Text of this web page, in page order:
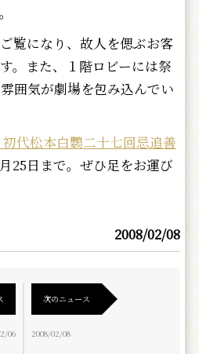
覧になり、故人を偲ぶお客
。また、１階ロビーには祭
囲気が劇場を包み込んでい
初代松本白鸚二十七回忌追善
25日まで。ぜひ足をお運び
2008/02/08
06
次のニュース
2008/02/08